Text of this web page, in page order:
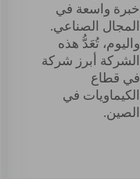
خبرة واسعة في
المجال الصناعي.
واليوم، تُعَدُّ هذه
الشركة أبرز شركة
في قطاع
الكيماويات في
الصين.